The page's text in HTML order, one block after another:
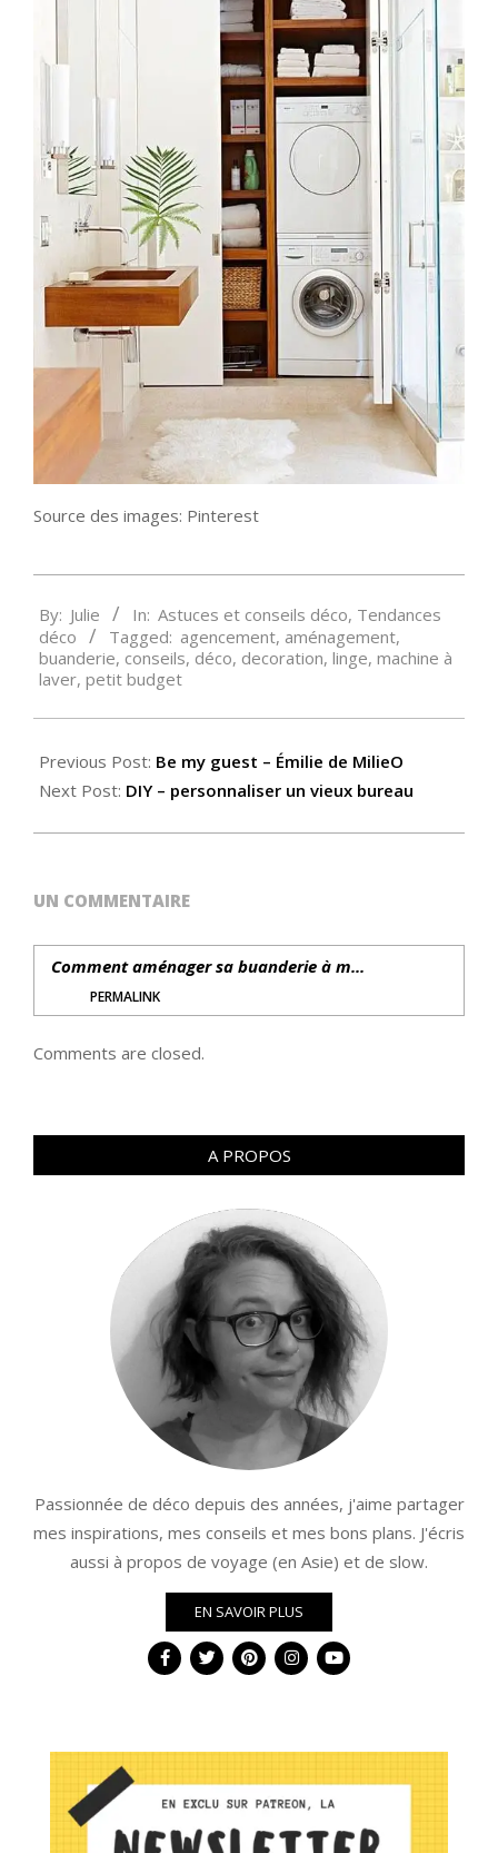
Source des images: Pinterest
01-
24
By: Julie In: Astuces et conseils déco, Tendances
déco
Tagged: agencement, aménagement,
buanderie, conseils, déco, decoration, linge, machine à
laver, petit budget
Previous Post: Be my guest – Émilie de MilieO
Next Post: DIY – personnaliser un vieux bureau
UN COMMENTAIRE
Comment aménager sa buanderie à m...
PERMALINK
Comments are closed.
A PROPOS
Passionnée de déco depuis des années, j'aime partager
mes inspirations, mes conseils et mes bons plans. J'écris
aussi à propos de voyage (en Asie) et de slow.
EN SAVOIR PLUS